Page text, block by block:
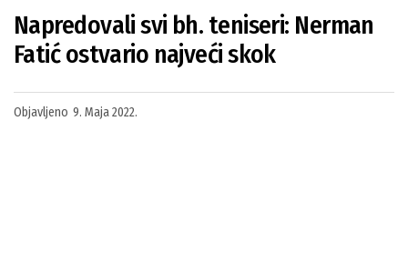
Napredovali svi bh. teniseri: Nerman
Fatić ostvario najveći skok
Objavljeno 9. Maja 2022.